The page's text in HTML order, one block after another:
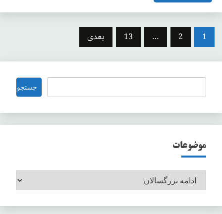
صفحه‌بندی
1
2
…
13 بعدی
جستجو جستجو
موضوعات
موضوعات